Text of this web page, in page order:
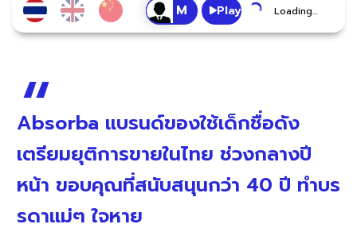
Play Loading...
Absorba แบรนด์ของใช้เด็กชื่อดัง
เตรียมยุติการขายในไทย ช่วงกลางปี
หน้า ขอบคุณที่สนับสนุนกว่า 40 ปี ทำบร
รดาแม่ๆ ใจหาย